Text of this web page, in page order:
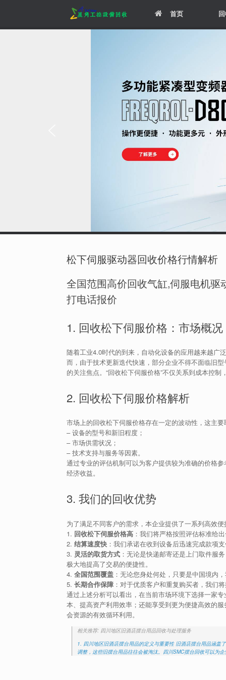
首页
松下伺服驱动器回收价格行情解析
全国范围高价回收气缸,伺服电机驱
打电话报价
1. 回收松下伺服价格：市场概况
随着工业4.0时代的到来，自动化设备的应用越来越广
而，由于技术更新迭代快速，部分企业不得不面临旧
的关注焦点。“回收松下伺服价格”不仅关系到成本控制
2. 回收松下伺服价格解析
市场上的回收松下伺服价格存在一定的波动性，这主要
– 设备的型号和新旧程度；
– 市场供需状况；
– 技术支持与服务等因素。
通过专业的评估机制可以为客户提供较为准确的价格
经济收益。
3. 我们的回收优势
为了满足不同客户的需求，本企业提供了一系列高效便
1. 回收松下伺服价格高 ：我们将严格按照评估标准给
2. 结算速度快 ：我们承诺在收到设备后迅速完成款项
3. 灵活的取货方式 ：无论是快递邮寄还是上门取件服
极大地提高了交易的便捷性。
4. 全国范围覆盖 ：无论您身处何处，只要是中国境内
5. 长期合作保障 ：对于优质客户和重复购买者，我们
通过上述分析可以看出，在当前市场环境下选择一家
本、提高资产利用效率；还能享受到更为便捷高效的
会资源的有效循环利用。
相关推荐: 四川地区旧酒店摆台用品回收与处理服务
1. 四川地区旧酒店摆台用品的定义与重要性 旧酒店摆台用品涵盖
调整，这些旧摆台用品往往会被淘汰。四川SMC摆台回收可以为